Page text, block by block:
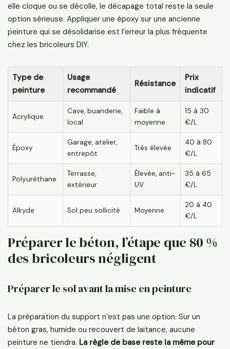
elle cloque ou se décolle, le décapage total reste la seule
option sérieuse. Appliquer une époxy sur une ancienne
peinture qui se désolidarise est l’erreur la plus fréquente
chez les bricoleurs DIY.
Type de
peinture
Usage
recommandé
Résistance
Prix
indicatif
Acrylique
Cave, buanderie,
local
Faible à
moyenne
15 à 30
€/L
Époxy
Garage, atelier,
entrepôt
Très élevée
40 à 80
€/L
Polyuréthane
Terrasse,
extérieur
Élevée, anti-
UV
35 à 65
€/L
Alkyde Sol peu sollicité Moyenne
20 à 40
€/L
Préparer le béton, l’étape que 80 %
des bricoleurs négligent
Préparer le sol avant la mise en peinture
La préparation du support n’est pas une option. Sur un
béton gras, humide ou recouvert de laitance, aucune
peinture ne tiendra. La règle de base reste la même pour